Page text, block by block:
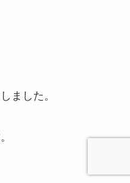
ました。